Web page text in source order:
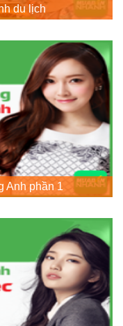
du lịch
Anh phần 1